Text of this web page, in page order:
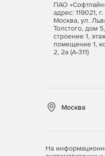
ПАО
адрес: 119021, г.
Москва, ул.
Толстого, дом 5,
строение 1,
помещение 1,
2, 2а (А-311)
Москва
На